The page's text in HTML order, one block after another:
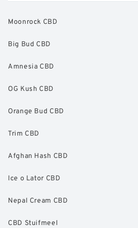
Moonrock CBD
Big Bud CBD
Amnesia CBD
OG Kush CBD
Orange Bud CBD
Trim CBD
Afghan Hash CBD
Ice o Lator CBD
Nepal Cream CBD
CBD Stuifmeel